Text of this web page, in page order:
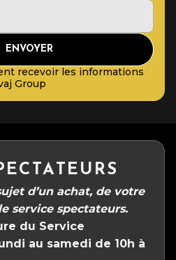
recevoir les informations
Group
d’un achat, de votre
service spectateurs.
du Service
au samedi de 10h à